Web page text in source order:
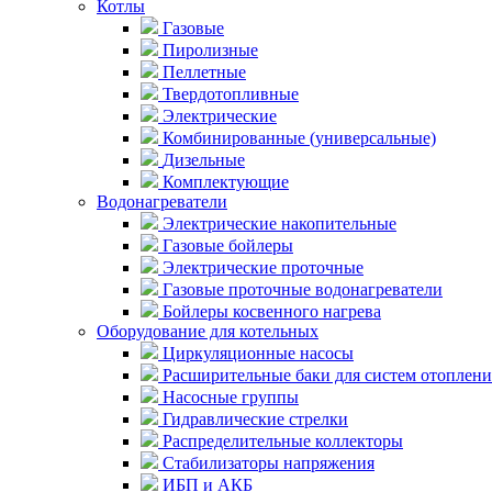
Котлы
Газовые
Пиролизные
Пеллетные
Твердотопливные
Электрические
Комбинированные (универсальные)
Дизельные
Комплектующие
Водонагреватели
Электрические накопительные
Газовые бойлеры
Электрические проточные
Газовые проточные водонагреватели
Бойлеры косвенного нагрева
Оборудование для котельных
Циркуляционные насосы
Расширительные баки для систем
Насосные группы
Гидравлические стрелки
Распределительные коллекторы
Стабилизаторы напряжения
ИБП и АКБ